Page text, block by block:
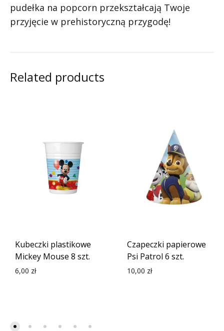
pudełka na popcorn przekształcają Twoje
przyjęcie w prehistoryczną przygodę!
Related products
Kubeczki plastikowe
Mickey Mouse 8 szt.
6,00 zł
Czapeczki papierowe
Psi Patrol 6 szt.
10,00 zł